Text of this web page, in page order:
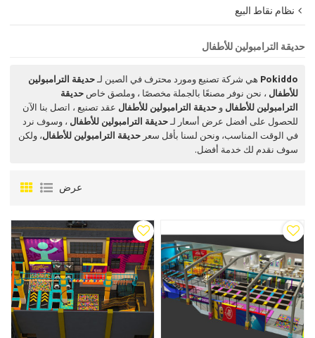
نظام نقاط البيع
حديقة الترامبولين للأطفال
Pokiddo هي شركة تصنيع ومورد محترف في الصين لـحديقة الترامبولين
للأطفال ، نحن نوفر مصنعًا بالجملة مخصصًا ، وملصق خاصحديقة
الترامبولين للأطفال وحديقة الترامبولين للأطفال عقد تصنيع ، اتصل بنا الآن
للحصول على أفضل عرض أسعار لـحديقة الترامبولين للأطفال ، وسوف نرد
في الوقت المناسب، ونحن لسنا بأقل سعرحديقة الترامبولين للأطفال، ولكن
سوف نقدم لك خدمة أفضل.
عرض